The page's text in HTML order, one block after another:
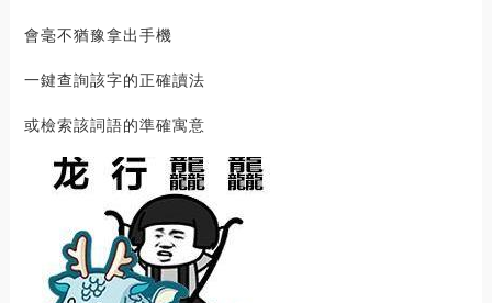
會毫不猶豫拿出手機
一鍵查詢該字的正確讀法
或檢索該詞語的準確寓意